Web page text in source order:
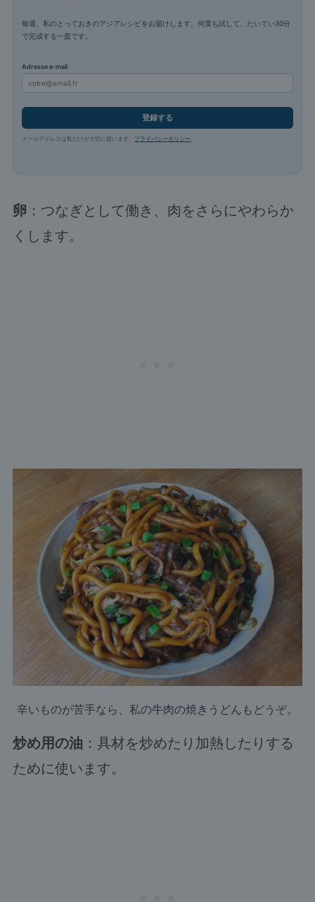
毎週、私のとっておきのアジアレシピをお届けします。何度も試して、たいてい30分
で完成する一皿です。
Adresse e-mail
登録する
メールアドレスは私だけが大切に扱います。 プライバシーポリシー
卵 ：つなぎとして働き、肉をさらにやわらか
くします。
辛いものが苦手なら、私の牛肉の焼きうどん もどうぞ。
炒め用の油 ：具材を炒めたり加熱したりする
ために使います。